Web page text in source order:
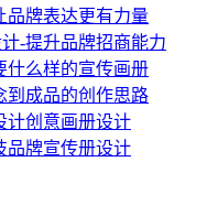
品牌表达更有力量
-提升品牌招商能力
什么样的宣传画册
到成品的创作思路
计创意画册设计
品牌宣传册设计